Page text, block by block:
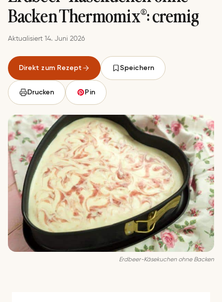
Backen Thermomix®: cremig
Aktualisiert 14. Juni 2026
Direkt zum Rezept Speichern
Drucken Pin
Erdbeer-Käsekuchen ohne Backen